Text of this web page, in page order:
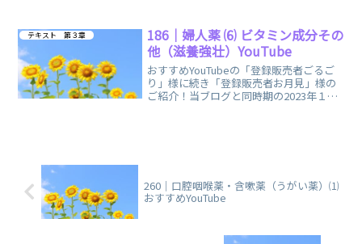
テキスト 第３章
186｜婦人薬 ⑹ ビタミン成分その
他（滋養強壮）YouTube
おすすめYouTubeの「登録販売者ごるご
り」様に続き「登録販売者お月見」様の
ご紹介！当ブログと同時期の2023年１月
260｜口腔咽喉薬・含嗽薬（うがい薬）⑴
おすすめYouTube